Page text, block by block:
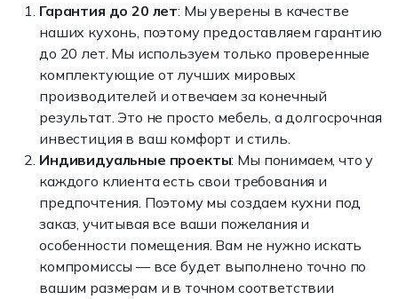
Гарантия до 20 лет: Мы уверены в качестве
наших кухонь, поэтому предоставляем гарантию
до 20 лет. Мы используем только проверенные
комплектующие от лучших мировых
производителей и отвечаем за конечный
результат. Это не просто мебель, а долгосрочная
инвестиция в ваш комфорт и стиль.
Индивидуальные проекты: Мы понимаем, что у
каждого клиента есть свои требования и
предпочтения. Поэтому мы создаем кухни под
заказ, учитывая все ваши пожелания и
особенности помещения. Вам не нужно искать
компромиссы — все будет выполнено точно по
вашим размерам и в точном соответствии